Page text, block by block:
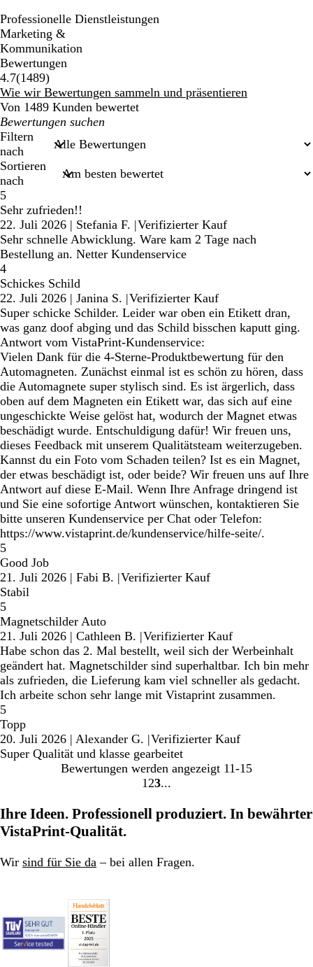
Professionelle Dienstleistungen
Marketing &
Kommunikation
Bewertungen
4.7(14891489
Bewertungen
)
Wie wir Bewertungen sammeln und präsentieren
Von 1489 Kunden bewertet
Meine
Sucheingaben
Filtern
nach
Sortieren
nach
5
Sehr zufrieden!!
22. Juli 2026 | Stefania F. |Verifizierter Kauf
Sehr schnelle Abwicklung. Ware kam 2 Tage nach
Bestellung an. Netter Kundenservice
4
Schickes Schild
22. Juli 2026 | Janina S. |Verifizierter Kauf
Super schicke Schilder. Leider war oben ein Etikett dran,
was ganz doof abging und das Schild bisschen kaputt ging.
Antwort vom VistaPrint-Kundenservice:
Vielen Dank für die 4-Sterne-Produktbewertung für den
Automagneten. Zunächst einmal ist es schön zu hören, dass
die Automagnete super stylisch sind. Es ist ärgerlich, dass
oben auf dem Magneten ein Etikett war, das sich auf eine
ungeschickte Weise gelöst hat, wodurch der Magnet etwas
beschädigt wurde. Entschuldigung dafür! Wir freuen uns,
dieses Feedback mit unserem Qualitätsteam weiterzugeben.
Kannst du ein Foto vom Schaden teilen? Ist es ein Magnet,
der etwas beschädigt ist, oder beide? Wir freuen uns auf Ihre
Antwort auf diese E-Mail. Wenn Ihre Anfrage dringend ist
und Sie eine sofortige Antwort wünschen, kontaktieren Sie
bitte unseren Kundenservice per Chat oder Telefon:
https://www.vistaprint.de/kundenservice/hilfe-seite/.
5
Good Job
21. Juli 2026 | Fabi B. |Verifizierter Kauf
Stabil
5
Magnetschilder Auto
21. Juli 2026 | Cathleen B. |Verifizierter Kauf
Habe schon das 2. Mal bestellt, weil sich der Werbeinhalt
geändert hat. Magnetschilder sind superhaltbar. Ich bin mehr
als zufrieden, die Lieferung kam viel schneller als gedacht.
Ich arbeite schon sehr lange mit Vistaprint zusammen.
5
Topp
20. Juli 2026 | Alexander G. |Verifizierter Kauf
Super Qualität und klasse gearbeitet
Bewertungen werden angezeigt 11-15
Gehe
Seite
1 Gehe
Seite
2 Gehe
Seite
3
Ihre Ideen. Professionell produziert. In bewährter
VistaPrint-Qualität.
Wir sind für Sie da – bei allen Fragen.